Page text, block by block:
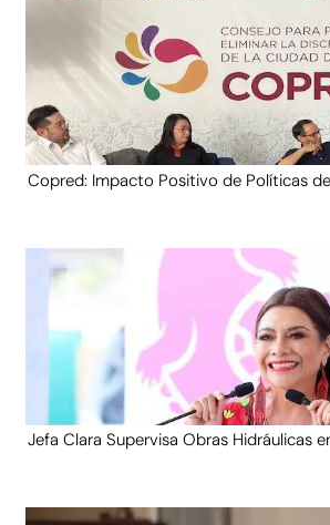
Copred: Impacto Positivo de Políticas
Jefa Clara Supervisa Obras Hidráulicas